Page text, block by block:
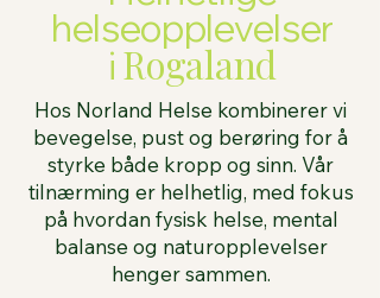
helseopplevelser
i Rogaland
Hos Norland Helse kombinerer vi
bevegelse, pust og berøring for å
styrke både kropp og sinn. Vår
tilnærming er helhetlig, med fokus
på hvordan fysisk helse, mental
balanse og naturopplevelser
henger sammen.​​